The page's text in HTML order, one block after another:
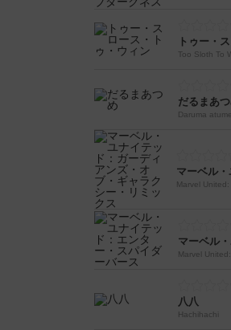
トゥー・
Too Sloth To
だるまあ
Daruma atume
Marvel
マーベル
Marvel
八八
Hachihachi